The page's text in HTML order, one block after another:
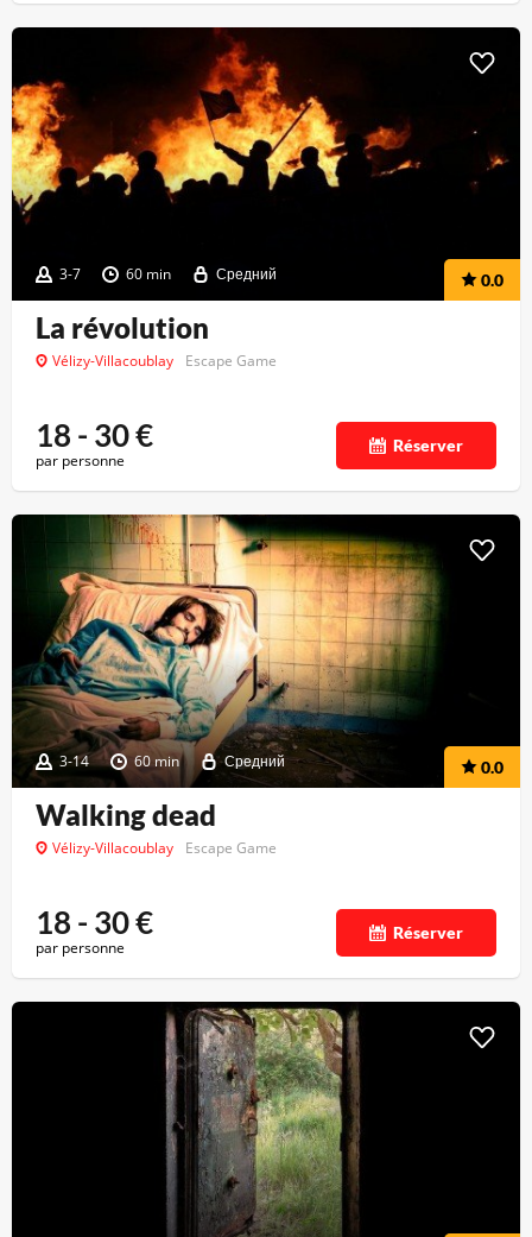
3-7 60 min Средний 0.0
La révolution
Vélizy-Villacoublay Escape Game
18 - 30€
par personne
Réserver
3-14 60 min Средний 0.0
Walking dead
Vélizy-Villacoublay Escape Game
18 - 30€
par personne
Réserver